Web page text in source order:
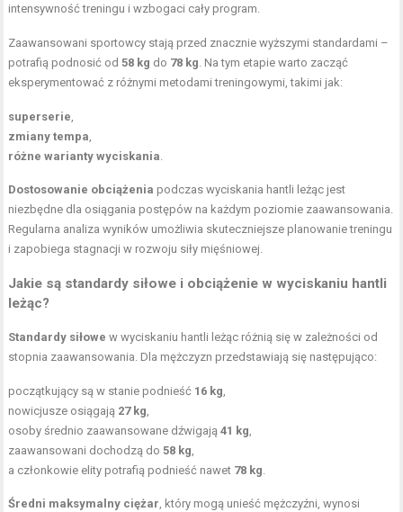
intensywność treningu i wzbogaci cały program.
Zaawansowani sportowcy stają przed znacznie wyższymi standardami –
potrafią podnosić od58 kg do 78 kg . Na tym etapie warto zacząć
eksperymentować z różnymi metodami treningowymi, takimi jak:
superserie
zmiany tempa
różne warianty wyciskania
Dostosowanie obciążenia podczas wyciskania hantli leżąc jest
niezbędne dla osiągania postępów na każdym poziomie zaawansowania.
Regularna analiza wyników umożliwia skuteczniejsze planowanie treningu
i zapobiega stagnacji w rozwoju siły mięśniowej.
Jakie są standardy siłowe i obciążenie w wyciskaniu hantli
leżąc?
Standardy siłowe w wyciskaniu hantli leżąc różnią się w zależności od
stopnia zaawansowania. Dla mężczyzn przedstawiają się następująco:
początkujący są w stanie podnieść 16 kg
nowicjusze osiągają 27 kg
osoby średnio zaawansowane dźwigają41 kg
zaawansowani dochodzą do58 kg
a członkowie elity potrafią podnieść nawet 78 kg
Średni maksymalny ciężar , który mogą unieść mężczyźni, wynosi